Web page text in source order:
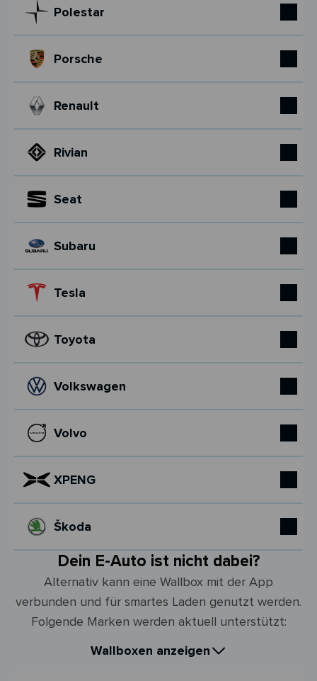
Polestar
Porsche
Renault
Rivian
Seat
Subaru
Tesla
Toyota
Volkswagen
Volvo
XPENG
Škoda
Dein E-Auto ist nicht dabei?
Alternativ kann eine Wallbox mit der App
verbunden und für smartes Laden genutzt werden.
Folgende Marken werden aktuell unterstützt:
Wallboxen anzeigen